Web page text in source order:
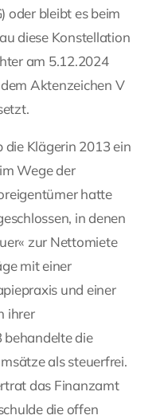
oder bleibt es beim
diese Konstellation
am 5.12.2024
Aktenzeichen V
die Klägerin 2013 ein
Wege der
hatte
in denen
zur Nettomiete
mit einer
und einer
ihrer
die
als steuerfrei.
das Finanzamt
die offen